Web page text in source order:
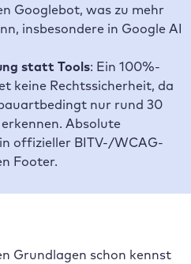
Googlebot, was zu mehr
insbesondere in Google AI
statt Tools: Ein 100%-
keine Rechtssicherheit, da
nur rund 30
Absolute
offizieller BITV-/WCAG-
Footer.
Grundlagen schon kennst